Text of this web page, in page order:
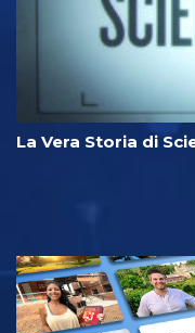
La Vera Storia di